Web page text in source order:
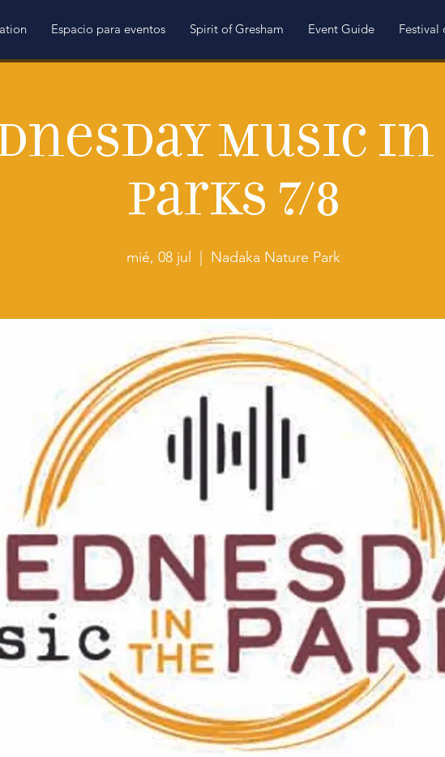
Espacio para eventos Spirit of Gresham Event Guide Festival
Music
Parks 7/8
mié, 08 jul
  |
Nadaka Nature Park